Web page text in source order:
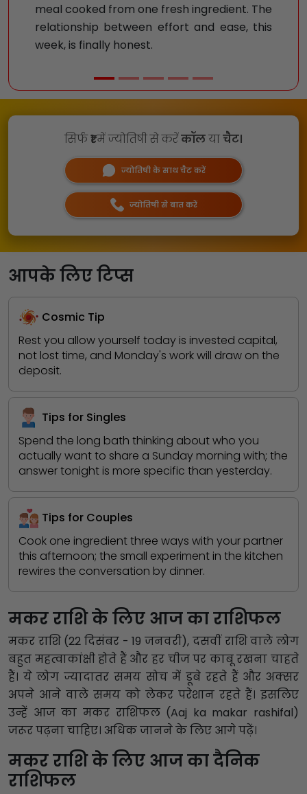
meal cooked from one fresh ingredient. The
relationship between effort and ease, this
week, is finally honest.
सिर्फ₹1में ज्योतिषी से करेंकॉलयाचैट।
ज्योतिषी के साथ चैट करें
ज्योतिषी से बात करें
आपके लिए टिप्स
Cosmic Tip
Rest you allow yourself today is invested capital,
not lost time, and Monday's work will draw on the
deposit.
Tips for Singles
Spend the long bath thinking about who you
actually want to share a Sunday morning with; the
answer tonight is more specific than yesterday.
Tips for Couples
Cook one ingredient three ways with your partner
this afternoon; the small experiment in the kitchen
rewires the conversation by dinner.
मकर राशि के लिए आज का राशिफल
मकर राशि (22 दिसंबर - 19 जनवरी), दसवीं राशि वाले लोग
बहुत महत्वाकांक्षी होते हैं और हर चीज पर काबू रखना चाहते
हैं। ये लोग ज्यादातर समय सोच में डूबे रहते हैं और अक्सर
अपने आने वाले समय को लेकर परेशान रहते हैं। इसलिए
उन्हें आज का मकर राशिफल (Aaj ka makar rashifal)
जरूर पढ़ना चाहिए। अधिक जानने के लिए आगे पढ़ें।
मकर राशि के लिए आज का दैनिक
राशिफल